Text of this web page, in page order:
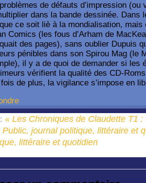
de défauts d’impression
dans la bande dessinée. Dans
ce soit liè à la mondialisation, mais
Comics (les fous d’Arham de
des pages), sans oublier Dupuis
pénibles dans son Spirou Mag (le
il y a de quoi de demander si les
vérifient la qualité des CD-
de plus, la vigilance s’impose en
« Les Chroniques de Claudette T1
journal politique, littéraire et
littéraire et quotidien